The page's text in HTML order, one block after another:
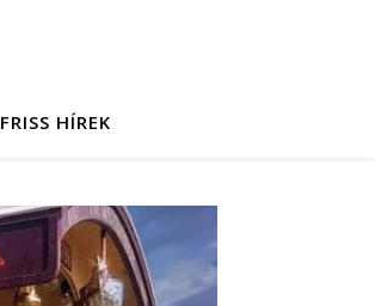
FRISS HÍREK